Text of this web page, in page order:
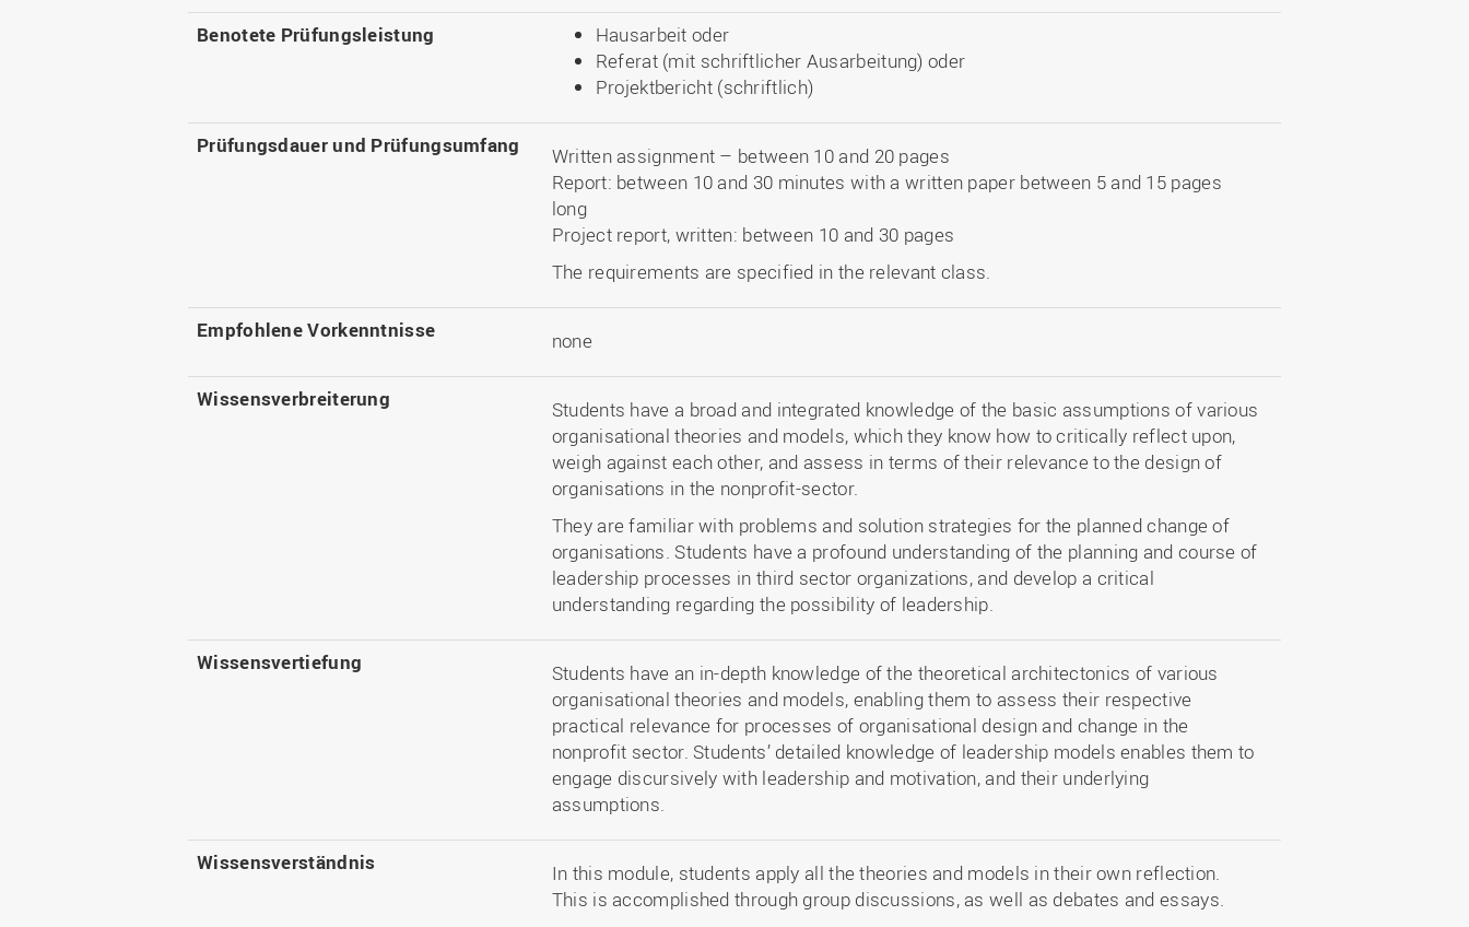
Benotete Prüfungsleistung
Hausarbeit oder
Referat (mit schriftlicher Ausarbeitung) oder
Projektbericht (schriftlich)
Prüfungsdauer und Prüfungsumfang
Written assignment – between 10 and 20 pages
Report: between 10 and 30 minutes with a written paper between 5 and 15 pages
long
Project report, written: between 10 and 30 pages
The requirements are specified in the relevant class.
Empfohlene Vorkenntnisse none
Wissensverbreiterung
Students have a broad and integrated knowledge of the basic assumptions of various
organisational theories and models, which they know how to critically reflect upon,
weigh against each other, and assess in terms of their relevance to the design of
organisations in the nonprofit-sector.
They are familiar with problems and solution strategies for the planned change of
organisations. Students have a profound understanding of the planning and course of
leadership processes in third sector organizations, and develop a critical
understanding regarding the possibility of leadership.
Wissensvertiefung
Students have an in-depth knowledge of the theoretical architectonics of various
organisational theories and models, enabling them to assess their respective
practical relevance for processes of organisational design and change in the
nonprofit sector. Students’ detailed knowledge of leadership models enables them to
engage discursively with leadership and motivation, and their underlying
assumptions.
Wissensverständnis
In this module, students apply all the theories and models in their own reflection.
This is accomplished through group discussions, as well as debates and essays.